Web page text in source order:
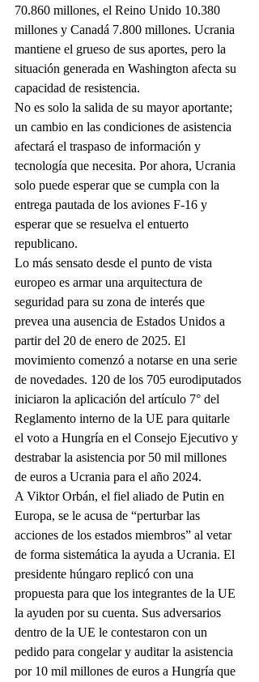
70.860 millones, el Reino Unido 10.380
millones y Canadá 7.800 millones. Ucrania
mantiene el grueso de sus aportes, pero la
situación generada en Washington afecta su
capacidad de resistencia.
No es solo la salida de su mayor aportante;
un cambio en las condiciones de asistencia
afectará el traspaso de información y
tecnología que necesita. Por ahora, Ucrania
solo puede esperar que se cumpla con la
entrega pautada de los aviones F-16 y
esperar que se resuelva el entuerto
republicano.
Lo más sensato desde el punto de vista
europeo es armar una arquitectura de
seguridad para su zona de interés que
prevea una ausencia de Estados Unidos a
partir del 20 de enero de 2025. El
movimiento comenzó a notarse en una serie
de novedades. 120 de los 705 eurodiputados
iniciaron la aplicación del artículo 7° del
Reglamento interno de la UE para quitarle
el voto a Hungría en el Consejo Ejecutivo y
destrabar la asistencia por 50 mil millones
de euros a Ucrania para el año 2024.
A Viktor Orbán, el fiel aliado de Putin en
Europa, se le acusa de “perturbar las
acciones de los estados miembros” al vetar
de forma sistemática la ayuda a Ucrania. El
presidente húngaro replicó con una
propuesta para que los integrantes de la UE
la ayuden por su cuenta. Sus adversarios
dentro de la UE le contestaron con un
pedido para congelar y auditar la asistencia
por 10 mil millones de euros a Hungría que